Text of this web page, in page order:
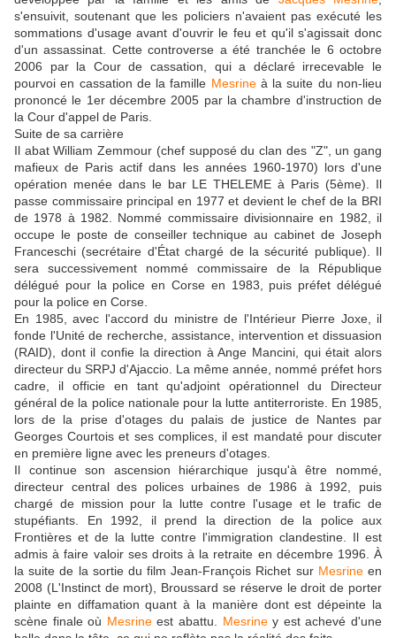
s'ensuivit, soutenant que les policiers n'avaient pas exécuté les
sommations d'usage avant d'ouvrir le feu et qu'il s'agissait donc
d'un assassinat. Cette controverse a été tranchée le 6 octobre
2006 par la Cour de cassation, qui a déclaré irrecevable le
pourvoi en cassation de la famille Mesrineà la suite du non-lieu
prononcé le 1er décembre 2005 par la chambre d'instruction de
la Cour d'appel de Paris.
Suite de sa carrière
Il abat William Zemmour (chef supposé du clan des "Z", un gang
mafieux de Paris actif dans les années 1960-1970) lors d'une
opération menée dans le bar LE THELEME à Paris (5ème). Il
passe commissaire principal en 1977 et devient le chef de la BRI
de 1978 à 1982. Nommé commissaire divisionnaire en 1982, il
occupe le poste de conseiller technique au cabinet de Joseph
Franceschi (secrétaire d'État chargé de la sécurité publique). Il
sera successivement nommé commissaire de la République
délégué pour la police en Corse en 1983, puis préfet délégué
pour la police en Corse.
En 1985, avec l'accord du ministre de l'Intérieur Pierre Joxe, il
fonde l'Unité de recherche, assistance, intervention et dissuasion
(RAID), dont il confie la direction à Ange Mancini, qui était alors
directeur du SRPJ d'Ajaccio. La même année, nommé préfet hors
cadre, il officie en tant qu'adjoint opérationnel du Directeur
général de la police nationale pour la lutte antiterroriste. En 1985,
lors de la prise d'otages du palais de justice de Nantes par
Georges Courtois et ses complices, il est mandaté pour discuter
en première ligne avec les preneurs d'otages.
Il continue son ascension hiérarchique jusqu'à être nommé,
directeur central des polices urbaines de 1986 à 1992, puis
chargé de mission pour la lutte contre l'usage et le trafic de
stupéfiants. En 1992, il prend la direction de la police aux
Frontières et de la lutte contre l'immigration clandestine. Il est
admis à faire valoir ses droits à la retraite en décembre 1996. À
la suite de la sortie du film Jean-François Richet sur Mesrineen
2008 (L'Instinct de mort), Broussard se réserve le droit de porter
plainte en diffamation quant à la manière dont est dépeinte la
scène finale où Mesrineest abattu. Mesriney est achevé d'une